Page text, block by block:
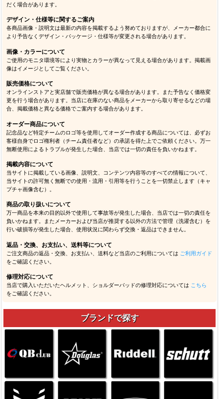
だく場合があります。
デザイン・仕様等に関するご案内
各商品画像・説明文は最新の内容を掲載するよう努めておりますが、メーカー都合に
より予告なくデザイン・パッケージ・仕様等が変更される場合があります。
画像・カラーについて
ご使用のモニタ環境等により実物とカラーが異なって見える場合があります。掲載画
像はイメージとしてご覧ください。
販売価格について
オンラインストアと実店舗で販売価格が異なる場合があります。また予告なく価格変
更を行う場合があります。当店に在庫のない商品をメーカーから取り寄せるなどの場
合、掲載価格と異なる価格でご案内する場合があります。
オーダー商品について
記念品など特定チームのロゴ等を使用してオーダー作成する商品については、必ずお
客様自身でロゴ権利者（チーム責任者など）の承諾を得た上でご依頼ください。万一
無断使用によるトラブルが発生した場合、当店では一切の責任を負いかねます。
掲載内容について
当サイトに掲載している画像、説明文、コンテンツ内容等のすべての情報について、
当サイトの許可無く無断での使用・流用・引用等を行うことを一切禁止します（キャ
プチャ画像含む）。
商品の取り扱いについて
万一商品を本来の目的以外で使用して事故等が発生した場合、当店では一切の責任を
負いかねます。またメーカーおよび当店が推奨する以外の方法で管理（洗濯含む）を
行い破損等が発生した場合、使用状況に関わらず交換・返品はできません。
返品・交換、お支払い、送料等について
ご注文商品の返品・交換、お支払い、送料など当店のご利用については ご利用ガイド
をご確認ください。
修理対応について
当店で購入いただいたヘルメット、ショルダーパッドの修理対応については こちら
をご確認ください。
ブランドで探す